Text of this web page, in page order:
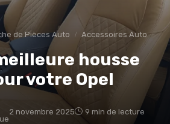
de Pièces Auto Accessoires Auto
housse
votre Opel
2 novembre 2025 9 min de lecture